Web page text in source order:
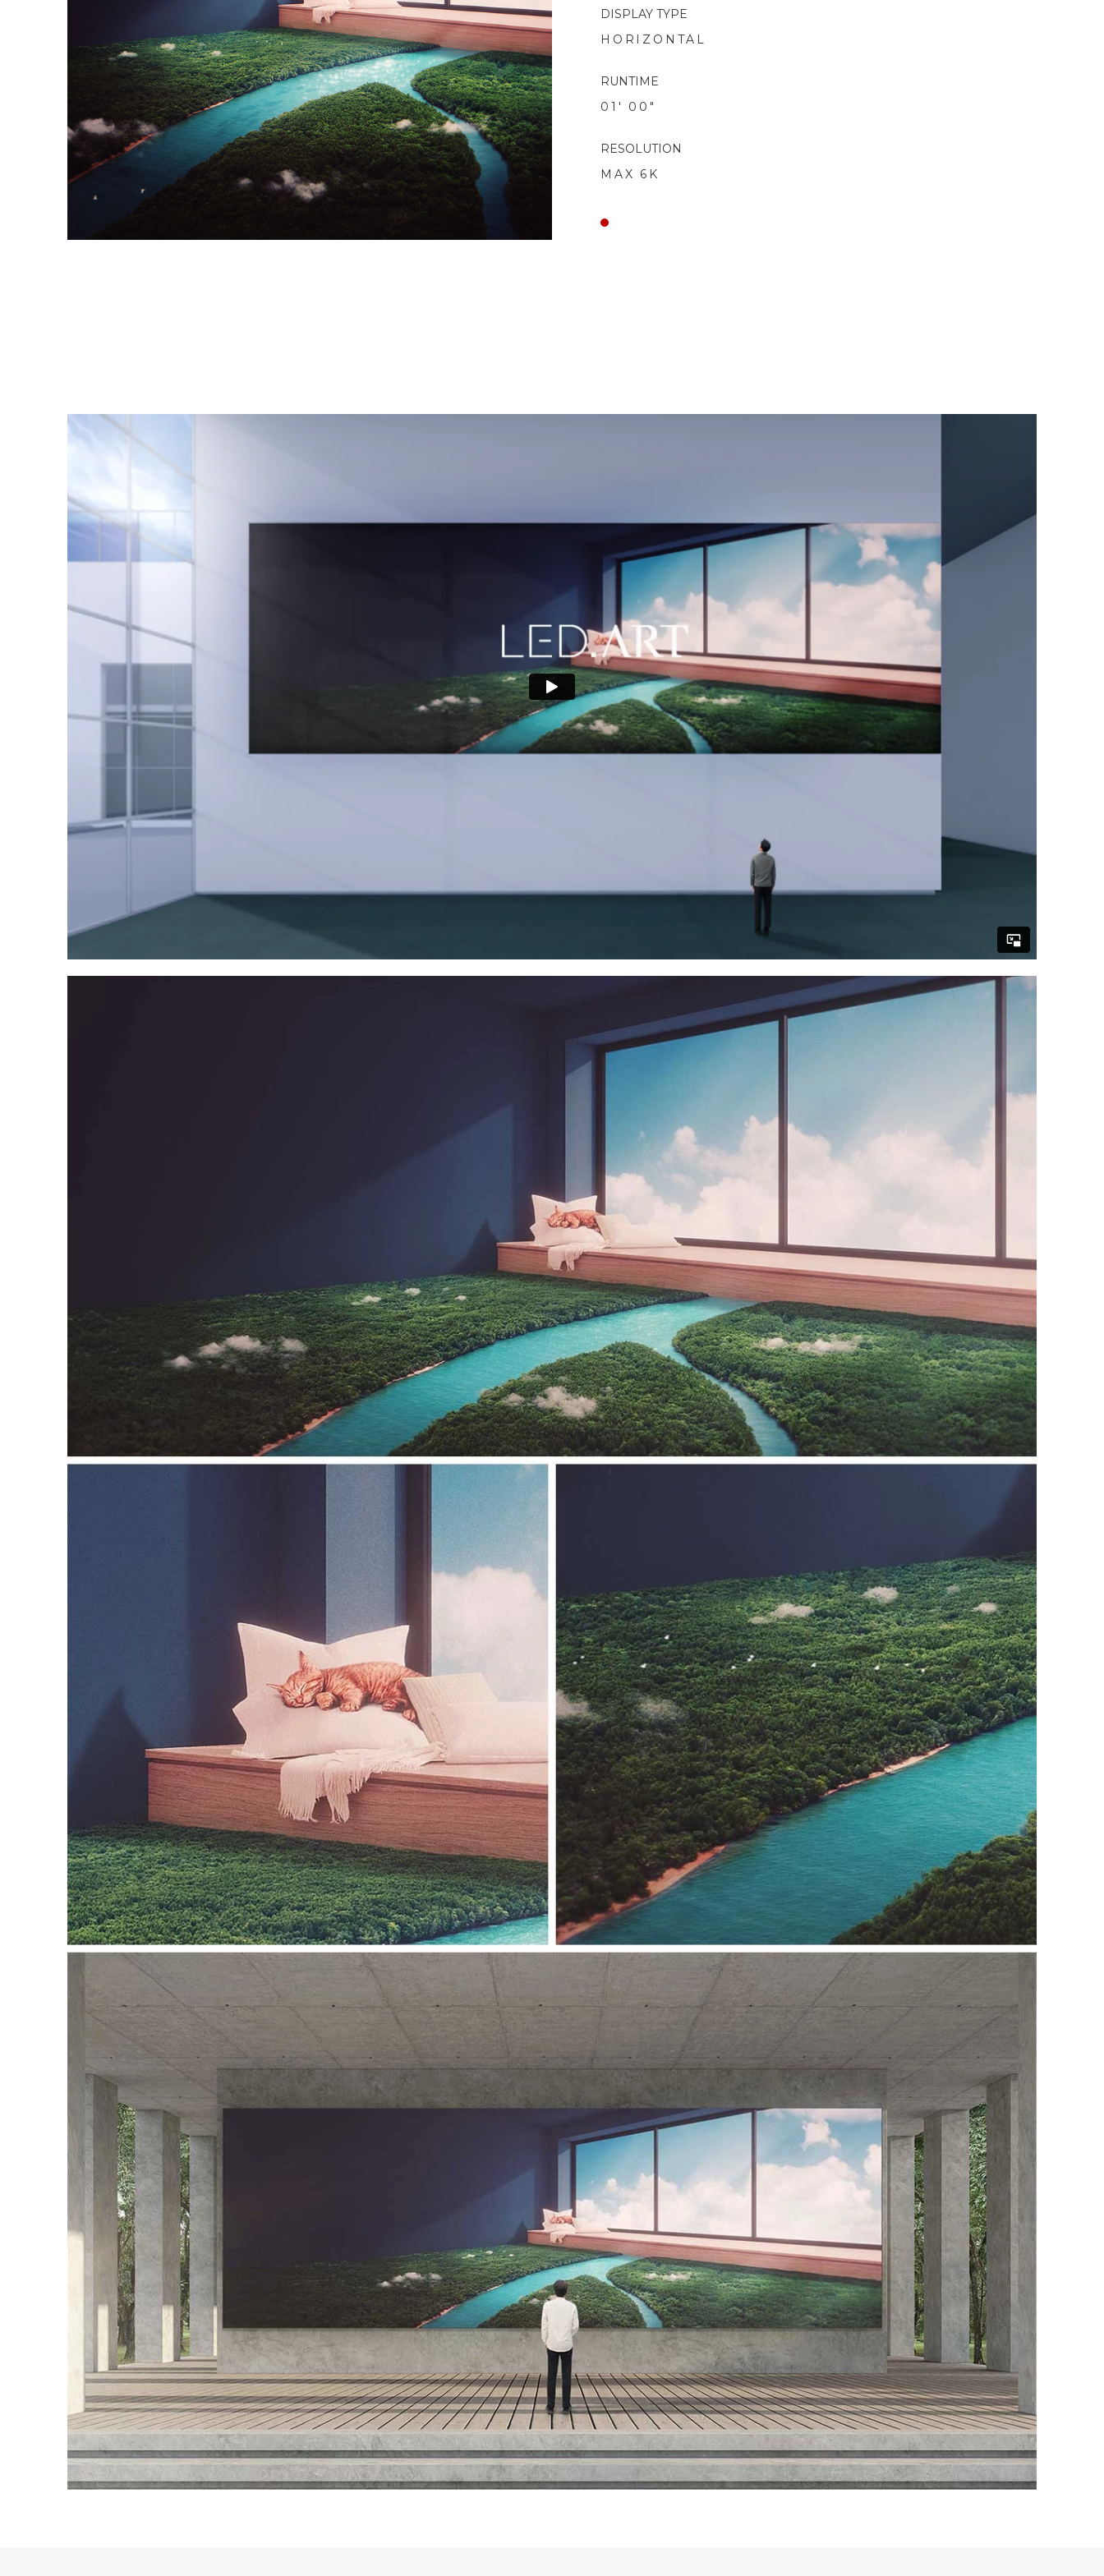
DISPLAY TYPE
HORIZONTAL
RUNTIME
01' 00"
RESOLUTION
MAX 6K